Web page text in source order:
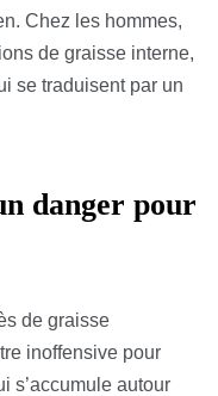
Chez les hommes,
de graisse interne,
se traduisent par un
danger pour
de graisse
inoffensive pour
s’accumule autour